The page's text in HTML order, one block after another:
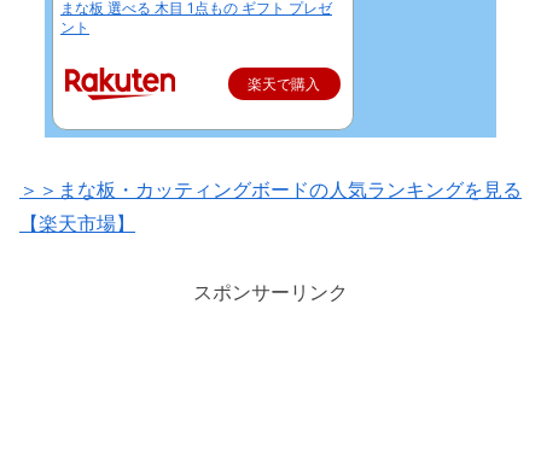
まな板 選べる 木目 1点もの ギフト プレゼ
ント
楽天で購入
＞＞まな板・カッティングボードの人気ランキングを見る
【楽天市場】
スポンサーリンク